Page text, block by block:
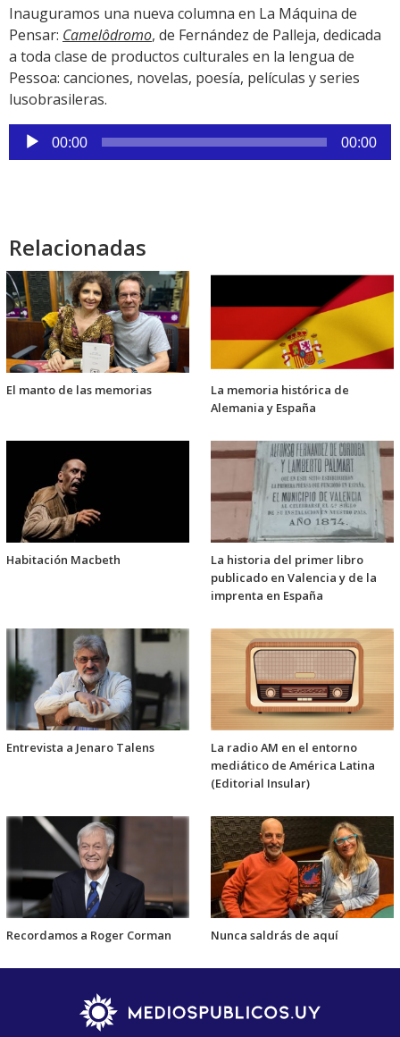
Link
Inauguramos una nueva columna en La Máquina de
Pensar: Camelôdromo, de Fernández de Palleja, dedicada
a toda clase de productos culturales en la lengua de
Pessoa: canciones, novelas, poesía, películas y series
lusobrasileras.
Reproductor
de
00:00 00:00
Relacionadas
El manto de las memorias
La memoria histórica de
Alemania y España
Habitación Macbeth
La historia del primer libro
publicado en Valencia y de la
imprenta en España
Entrevista a Jenaro Talens
La radio AM en el entorno
mediático de América Latina
(Editorial Insular)
Recordamos a Roger Corman Nunca saldrás de aquí